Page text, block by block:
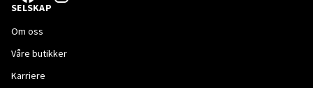
SELSKAP
Om oss
Våre butikker
Karriere